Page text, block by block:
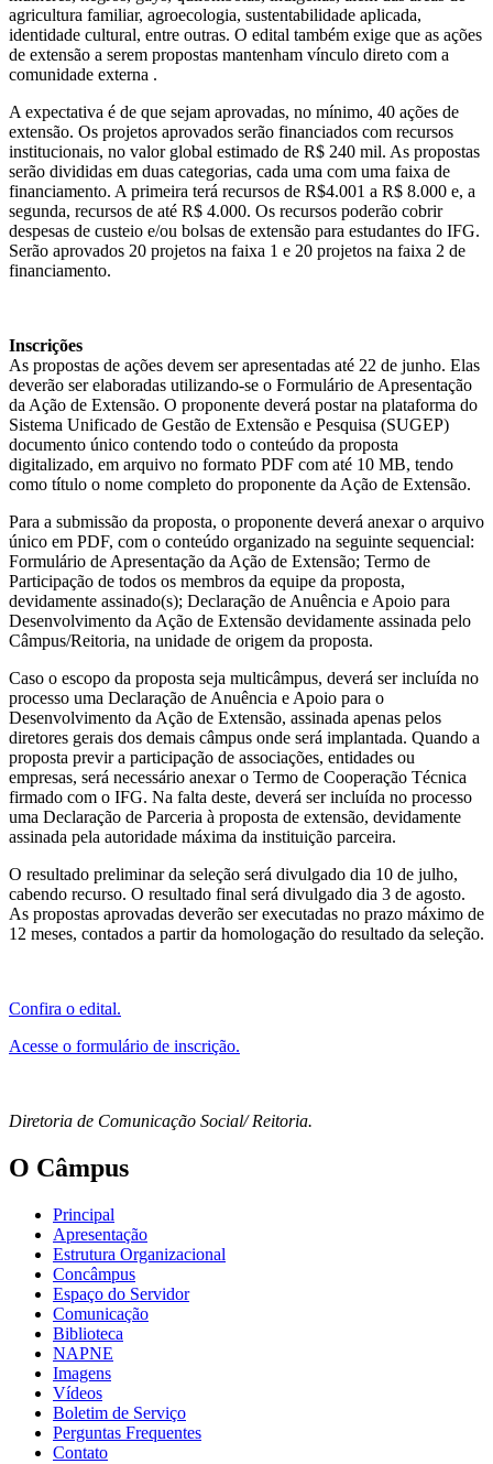
agricultura familiar, agroecologia, sustentabilidade aplicada,
identidade cultural, entre outras. O edital também exige que as ações
de extensão a serem propostas mantenham vínculo direto com a
comunidade externa .
A expectativa é de que sejam aprovadas, no mínimo, 40 ações de
extensão. Os projetos aprovados serão financiados com recursos
institucionais, no valor global estimado de R$ 240 mil. As propostas
serão divididas em duas categorias, cada uma com uma faixa de
financiamento. A primeira terá recursos de R$4.001 a R$ 8.000 e, a
segunda, recursos de até R$ 4.000. Os recursos poderão cobrir
despesas de custeio e/ou bolsas de extensão para estudantes do IFG.
Serão aprovados 20 projetos na faixa 1 e 20 projetos na faixa 2 de
financiamento.
Inscrições
As propostas de ações devem ser apresentadas até 22 de junho. Elas
deverão ser elaboradas utilizando-se o Formulário de Apresentação
da Ação de Extensão. O proponente deverá postar na plataforma do
Sistema Unificado de Gestão de Extensão e Pesquisa (SUGEP)
documento único contendo todo o conteúdo da proposta
digitalizado, em arquivo no formato PDF com até 10 MB, tendo
como título o nome completo do proponente da Ação de Extensão.
Para a submissão da proposta, o proponente deverá anexar o arquivo
único em PDF, com o conteúdo organizado na seguinte sequencial:
Formulário de Apresentação da Ação de Extensão; Termo de
Participação de todos os membros da equipe da proposta,
devidamente assinado(s); Declaração de Anuência e Apoio para
Desenvolvimento da Ação de Extensão devidamente assinada pelo
Câmpus/Reitoria, na unidade de origem da proposta.
Caso o escopo da proposta seja multicâmpus, deverá ser incluída no
processo uma Declaração de Anuência e Apoio para o
Desenvolvimento da Ação de Extensão, assinada apenas pelos
diretores gerais dos demais câmpus onde será implantada. Quando a
proposta previr a participação de associações, entidades ou
empresas, será necessário anexar o Termo de Cooperação Técnica
firmado com o IFG. Na falta deste, deverá ser incluída no processo
uma Declaração de Parceria à proposta de extensão, devidamente
assinada pela autoridade máxima da instituição parceira.
O resultado preliminar da seleção será divulgado dia 10 de julho,
cabendo recurso. O resultado final será divulgado dia 3 de agosto.
As propostas aprovadas deverão ser executadas no prazo máximo de
12 meses, contados a partir da homologação do resultado da seleção.
Confira o edital.
Acesse o formulário de inscrição.
Diretoria de Comunicação Social/ Reitoria.
O Câmpus
Principal
Apresentação
Estrutura Organizacional
Concâmpus
Espaço do Servidor
Comunicação
Biblioteca
NAPNE
Imagens
Vídeos
Boletim de Serviço
Perguntas Frequentes
Contato